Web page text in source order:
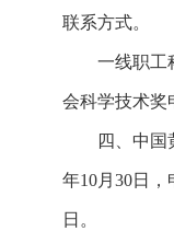
联系方式。
一线职工
会科学技术奖
四、中国
年10月30日，
日。